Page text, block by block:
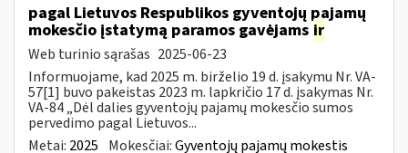
pagal Lietuvos Respublikos gyventojų pajamų
mokesčio įstatymą paramos gavėjams ir
Web turinio sąrašas 2025-06-23
Informuojame, kad 2025 m. birželio 19 d. įsakymu Nr. VA-
57[1] buvo pakeistas 2023 m. lapkričio 17 d. įsakymas Nr.
VA-84 „Dėl dalies gyventojų pajamų mokesčio sumos
pervedimo pagal Lietuvos...
Metai: 2025 Mokesčiai:Gyventojų pajamų mokestis